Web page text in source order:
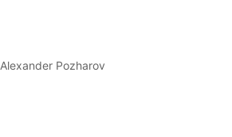
Alexander Pozharov